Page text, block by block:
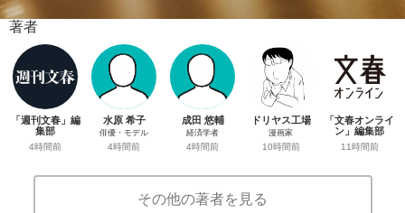
著者
「週刊文春」編
集部
4時間前
水原 希子
俳優・モデル
4時間前
成田 悠輔
経済学者
4時間前
ドリヤス工場
漫画家
10時間前
「文春オンライ
ン」編集部
11時間前
その他の著者を見る